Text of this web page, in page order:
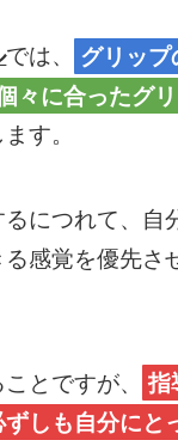
では、
グリップ
々に合ったグ
す。
るにつれて、自
感覚を優先さ
とですが、
指
しも自分にと